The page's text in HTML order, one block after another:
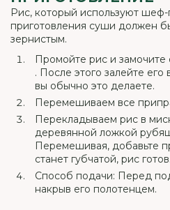
Рис, который используют шеф-
приготовления суши должен
зернистым.
Промойте рис и
. После этого залейте его
вы обычно это делаете.
Перемешиваем все
Перекладываем рис в
деревянной ложкой
Перемешивая, добавьте
станет губчатой, рис готов.
Способ подачи: Перед
накрыв его полотенцем.